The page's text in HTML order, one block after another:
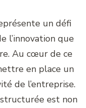
un défi
l’innovation que
Au cœur de ce
en place un
de l’entreprise.
est non